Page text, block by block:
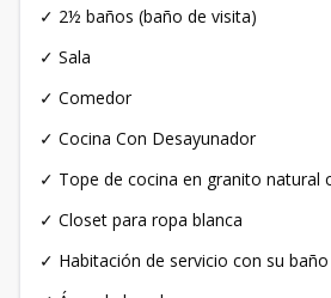
✓ 2½ baños (baño de visita)
✓ Sala
✓ Comedor
✓ Cocina Con Desayunador
✓ Tope de cocina en granito natural
✓ Closet para ropa blanca
✓ Habitación de servicio con su baño